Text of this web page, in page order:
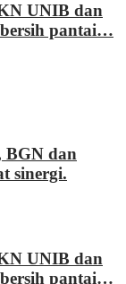
UNIB dan
pantai…
BGN dan
sinergi.
UNIB dan
pantai…